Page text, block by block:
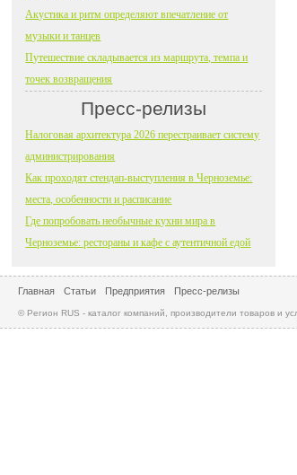
Акустика и ритм определяют впечатление от
музыки и танцев
Путешествие складывается из маршрута, темпа и
точек возвращения
Пресс-релизы
Налоговая архитектура 2026 перестраивает систему
администрирования
Как проходят стендап-выступления в Черноземье:
места, особенности и расписание
Где попробовать необычные кухни мира в
Черноземье: рестораны и кафе с аутентичной едой
Главная Статьи Предприятия Пресс-релизы
© Регион RUS - каталог компаний, производители товаров и